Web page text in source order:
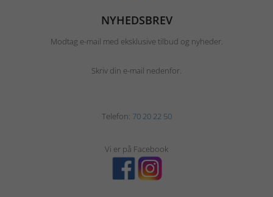
NYHEDSBREV
Modtag e-mail med eksklusive tilbud og nyheder.
Skriv din e-mail nedenfor.
Telefon: 70 20 22 50
Vi er på Facebook